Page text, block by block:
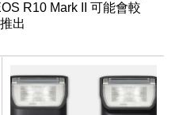
R10 Mark II 可能會較
出